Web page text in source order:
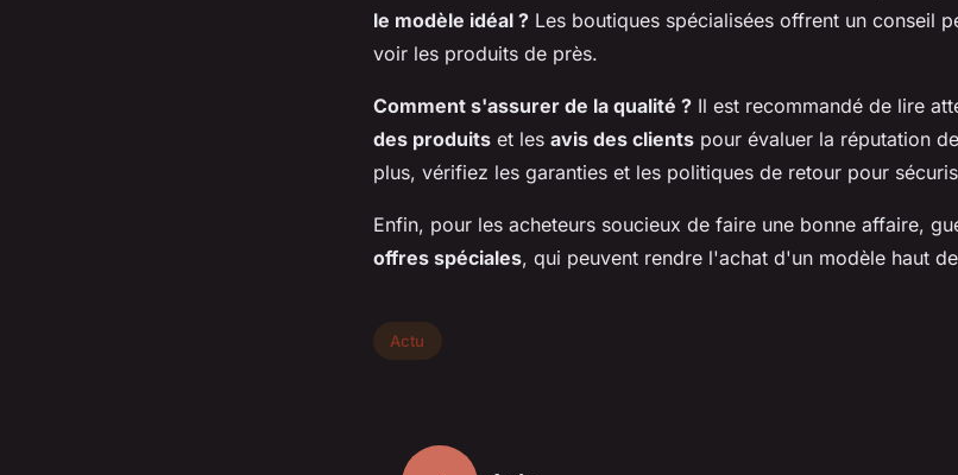
le modèle idéal ? Les boutiques spécialisées offrent un conseil
voir les produits de près.
Comment s'assurer de la qualité ? Il est recommandé de lire
des produits et les avis des clients pour évaluer la réputation
plus, vérifiez les garanties et les politiques de retour pour
Enfin, pour les acheteurs soucieux de faire une bonne affaire,
offres spéciales, qui peuvent rendre l'achat d'un modèle haut
Actu